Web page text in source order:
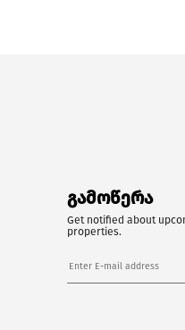
გამოწერა
Get notified about
properties.